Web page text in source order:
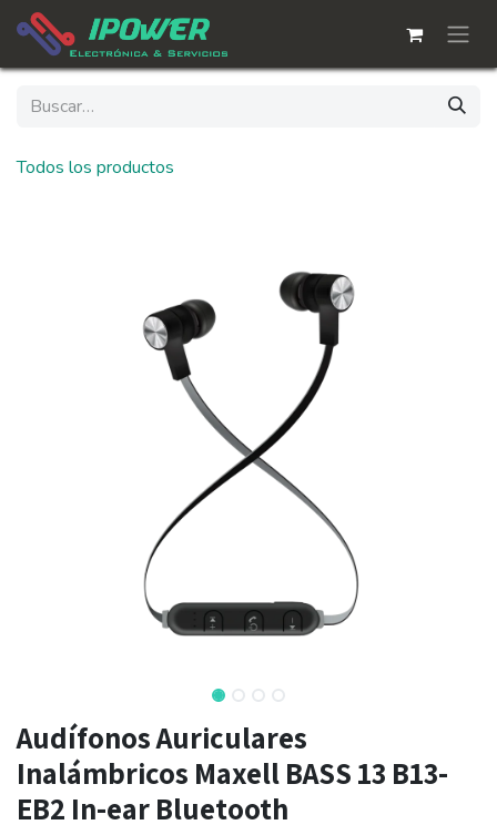
Ir al contenido
Todos los productos
Audífonos Auriculares
Inalámbricos Maxell BASS 13 B13-
EB2 In-ear Bluetooth